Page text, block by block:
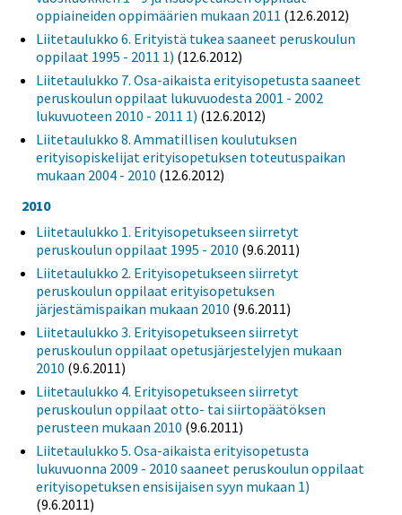
oppiaineiden oppimäärien mukaan 2011 (12.6.2012)
Liitetaulukko 6. Erityistä tukea saaneet peruskoulun
oppilaat 1995 - 2011 1) (12.6.2012)
Liitetaulukko 7. Osa-aikaista erityisopetusta saaneet
peruskoulun oppilaat lukuvuodesta 2001 - 2002
lukuvuoteen 2010 - 2011 1) (12.6.2012)
Liitetaulukko 8. Ammatillisen koulutuksen
erityisopiskelijat erityisopetuksen toteutuspaikan
mukaan 2004 - 2010 (12.6.2012)
2010
Liitetaulukko 1. Erityisopetukseen siirretyt
peruskoulun oppilaat 1995 - 2010 (9.6.2011)
Liitetaulukko 2. Erityisopetukseen siirretyt
peruskoulun oppilaat erityisopetuksen
järjestämispaikan mukaan 2010 (9.6.2011)
Liitetaulukko 3. Erityisopetukseen siirretyt
peruskoulun oppilaat opetusjärjestelyjen mukaan
2010 (9.6.2011)
Liitetaulukko 4. Erityisopetukseen siirretyt
peruskoulun oppilaat otto- tai siirtopäätöksen
perusteen mukaan 2010 (9.6.2011)
Liitetaulukko 5. Osa-aikaista erityisopetusta
lukuvuonna 2009 - 2010 saaneet peruskoulun oppilaat
erityisopetuksen ensisijaisen syyn mukaan 1)
(9.6.2011)